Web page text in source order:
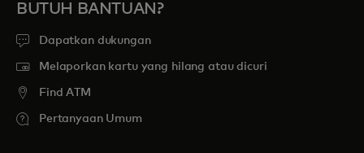
BUTUH BANTUAN?
Dapatkan dukungan
Melaporkan kartu yang hilang atau dicuri
Find ATM
Pertanyaan Umum